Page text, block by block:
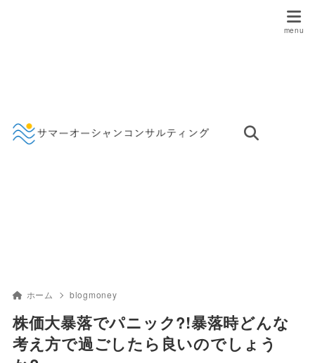
ホーム blogmoney
株価大暴落でパニック?!暴落時どんな
考え方で過ごしたら良いのでしょう